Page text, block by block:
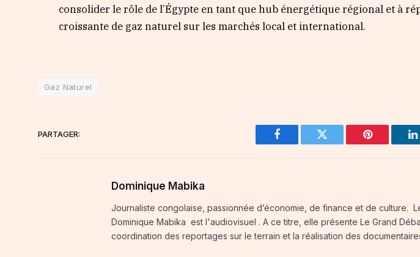
consolider le rôle de l’Égypte en tant que hub énergétique régional et à
croissante de gaz naturel sur les marchés local et international.
Gaz Naturel
PARTAGER:
Facebook Twitter Pinterest
Dominique Mabika
Journaliste congolaise, passionnée d’économie, de finance et de culture.
Dominique Mabika est l'audiovisuel . A ce titre, elle présente Le Grand
coordination des reportages sur le terrain et la réalisation des